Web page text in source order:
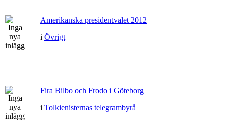
Amerikanska presidentvalet 2012
i Övrigt
Fira Bilbo och Frodo i Göteborg
i Tolkienisternas telegrambyrå